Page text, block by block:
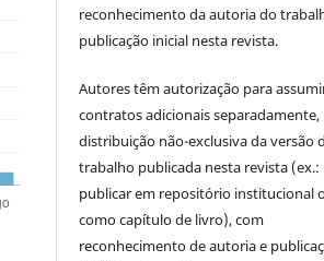
reconhecimento da autoria do
publicação inicial nesta revista.
Autores têm autorização para
contratos adicionais separadamente,
distribuição não-exclusiva da versão
trabalho publicada nesta revista (ex.:
publicar em repositório institucional
como capítulo de livro), com
reconhecimento de autoria e